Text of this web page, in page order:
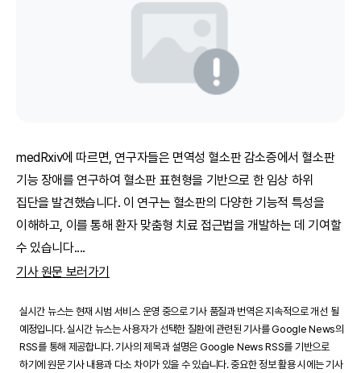
medRxiv에 따르면, 연구자들은 면역성 혈소판 감소증에서 혈소판
기능 장애를 연구하여 혈소판 표현형을 기반으로 한 임상 하위
집단을 발견했습니다. 이 연구는 혈소판의 다양한 기능적 특성을
이해하고, 이를 통해 환자 맞춤형 치료 접근법을 개발하는 데 기여할
수 있습니다....
기사 원문 보러가기
실시간 뉴스는 현재 시범 서비스 운영 중으로 기사 품질과 번역은 지속적으로 개선 될
예정입니다. 실시간 뉴스는 사용자가 선택한 질환에 관련된 기사를 Google News의
RSS를 통해 제공합니다. 기사의 제목과 설명은 Google News RSS를 기반으로
하기에 원문 기사 내용과 다소 차이가 있을 수 있습니다. 중요한 정보 활용 시에는 기사